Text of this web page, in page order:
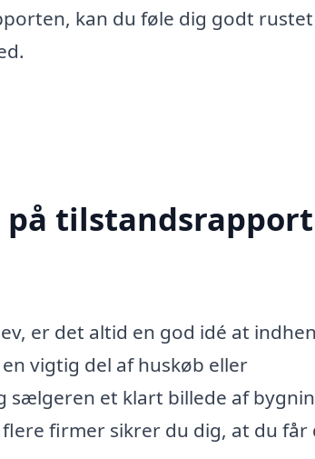
kan du føle dig godt
er det altid en god idé at
vigtig del af huskøb eller
sælgeren et klart billede af
firmer sikrer du dig, at du får